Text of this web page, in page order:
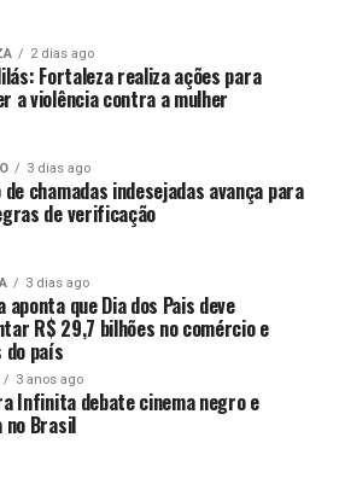
2 dias ago
Fortaleza realiza ações para
a violência contra a mulher
3 dias ago
de chamadas indesejadas avança para
de verificação
3 dias ago
aponta que Dia dos Pais deve
R$ 29,7 bilhões no comércio e
do país
3 anos ago
Infinita debate cinema negro e
no Brasil